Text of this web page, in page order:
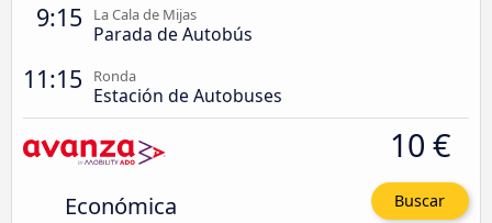
9:15 La Cala de Mijas
Parada de Autobús
11:15 Ronda
Estación de Autobuses
Económica
10 €
Buscar